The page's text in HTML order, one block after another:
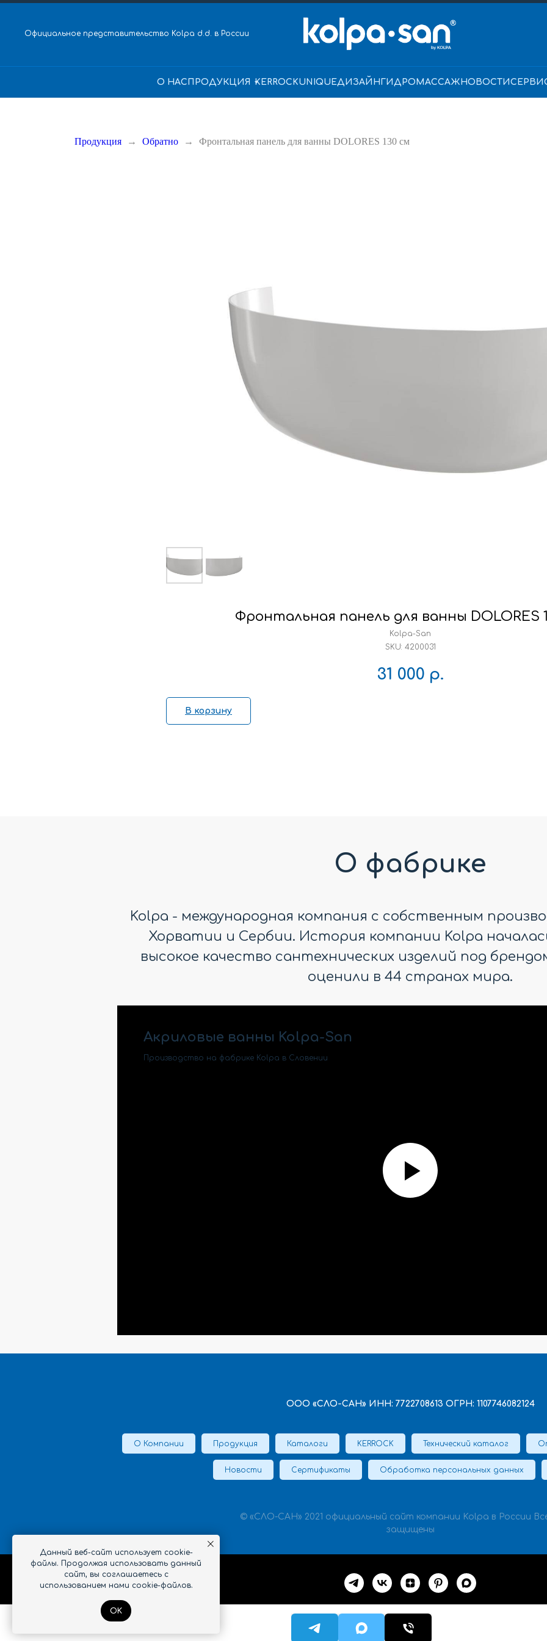
Официальное представительство Kolpa d.d. в России
О НАС ПРОДУКЦИЯ KERROCKUNIQUEДИЗАЙН ГИДРОМАССАЖ НОВОСТИ
Продукция Обратно Фронтальная панель для ванны DOLORES 130 см
Фронтальная панель для ванны DOLORES
Kolpa-San
SKU: 4200031
31 000 р.
В корзину
О фабрике
Kolpa - международная компания с собственным
Хорватии и Сербии. История компании Kolpa началась
высокое качество сантехнических изделий под
оценили в 44 странах мира.
Акриловые ванны Kolpa-San
Производство на фабрике Kolpa в Словении
ООО «СЛО-САН» ИНН: 7722708613 ОГРН: 1107746082124
О Компании Продукция Каталоги KERROCK Технический каталог
Новости Сертификаты Обработка персональных данных
© «СЛО-САН» 2021 официальный сайт компании Kolpa в России
защищены
Данный веб-сайт использует cookie-
файлы. Продолжая использовать данный
сайт, вы соглашаетесь с
использованием нами cookie-файлов.
OK